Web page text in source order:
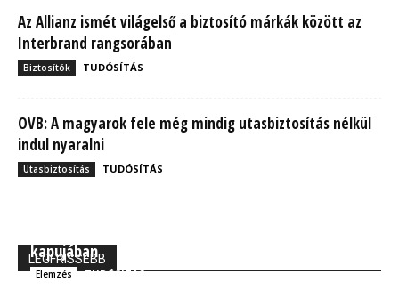
Az Allianz ismét világelső a biztosító márkák között az
Interbrand rangsorában
Biztosítók TUDÓSÍTÁS
OVB: A magyarok fele még mindig utasbiztosítás nélkül
indul nyaralni
Utasbiztosítás TUDÓSÍTÁS
LEGFRISSEBB
kapujában
Elemzés TUDÓSÍTÁS